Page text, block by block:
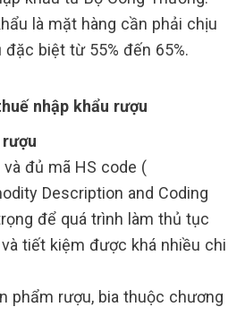
là mặt hàng cần phải chịu
biệt từ 55% đến 65%.
nhập khẩu rượu
đủ mã HS code (
Description and Coding
để quá trình làm thủ tục
tiết kiệm được khá nhiều chi
phẩm rượu, bia thuộc chương